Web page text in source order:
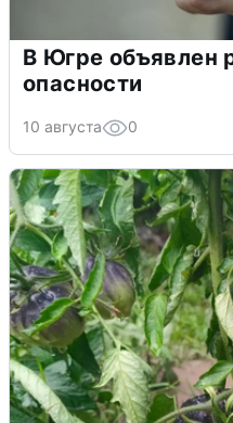
В Югре объявлен
опасности
10 августа 0